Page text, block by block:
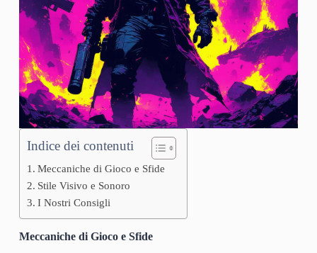
Indice dei contenuti
Meccaniche di Gioco e Sfide
Stile Visivo e Sonoro
I Nostri Consigli
Meccaniche di Gioco e Sfide